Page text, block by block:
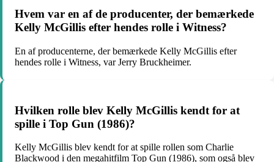
Hvem var en af ​​de producenter, der bemærkede
Kelly McGillis efter hendes rolle i Witness?
En af producenterne, der bemærkede Kelly McGillis efter
hendes rolle i Witness, var Jerry Bruckheimer.
Hvilken rolle blev Kelly McGillis kendt for at
spille i Top Gun (1986)?
Kelly McGillis blev kendt for at spille rollen som Charlie
Blackwood i den megahitfilm Top Gun (1986), som også blev